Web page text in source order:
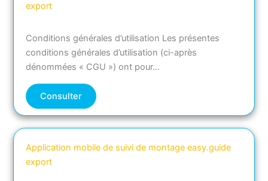
export
Conditions générales d’utilisation Les présentes
conditions générales d’utilisation (ci-après
dénommées « CGU ») ont pour…
Consulter
Application mobile de suivi de montage easy.guide
export